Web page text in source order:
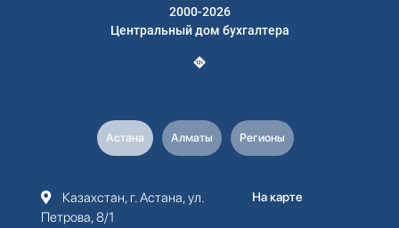
2000-2026
Центральный дом бухгалтера
Астана Алматы Регионы
Казахстан, г. Астана, ул.
Петрова, 8/1
На карте